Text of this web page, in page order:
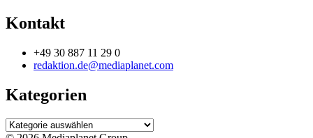
Kontakt
+49 30 887 11 29 0
redaktion.de@mediaplanet.com
Kategorien
Kategorien